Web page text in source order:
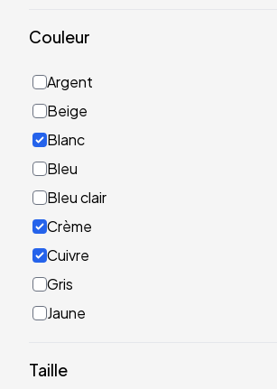
Couleur
Argent
Beige
Blanc
Bleu
Bleu clair
Crème
Cuivre
Gris
Jaune
Or
Taille